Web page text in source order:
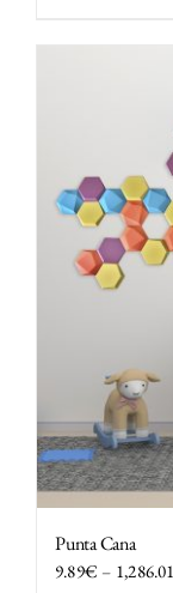
Punta Cana
9.89€ – 1,286.01